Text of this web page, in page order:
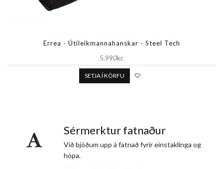
Errea - Útileikmannahanskar - Steel Tech
5.990kr.
SETJA Í KÖRFU
Sérmerktur fatnaður
Við bjóðum upp á fatnað fyrir einstaklinga og
hópa.